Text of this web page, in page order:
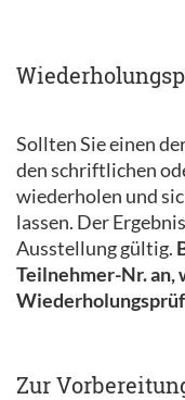
Sollten Sie einen
den schriftlichen
wiederholen und
lassen. Der
Ausstellung gültig.
Teilnehmer-Nr. an,
Zur